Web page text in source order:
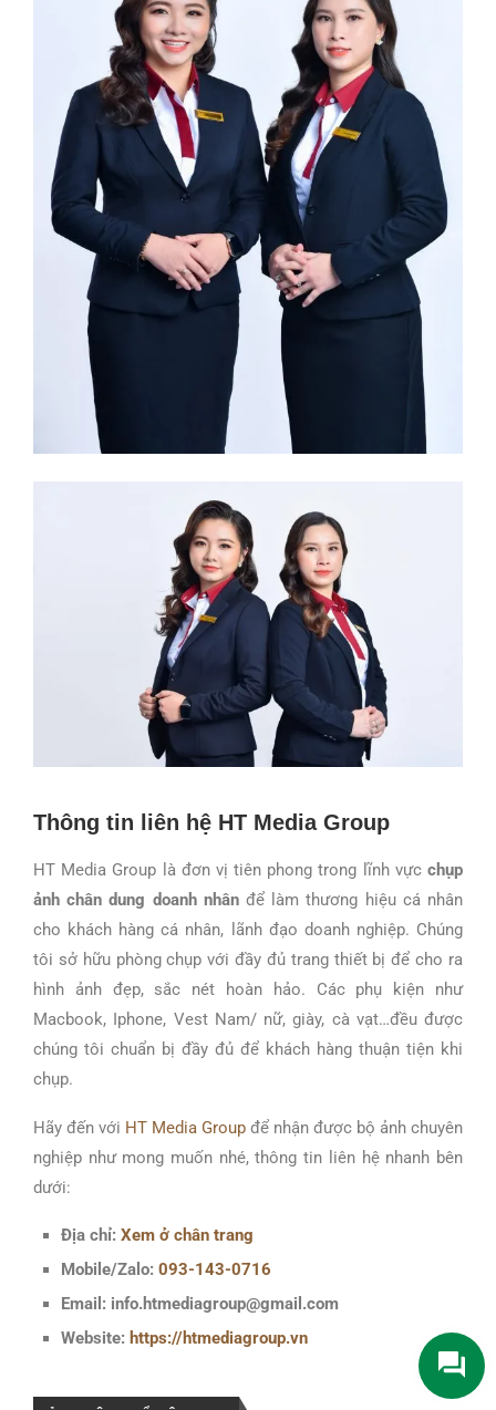
Thông tin liên hệ HT Media Group
HT Media Group là đơn vị tiên phong trong lĩnh vực chụp
ảnh chân dung doanh nhânđể làm thương hiệu cá nhân
cho khách hàng cá nhân, lãnh đạo doanh nghiệp. Chúng
tôi sở hữu phòng chụp với đầy đủ trang thiết bị để cho ra
hình ảnh đẹp, sắc nét hoàn hảo. Các phụ kiện như
Macbook, Iphone, Vest Nam/ nữ, giày, cà vạt…đều được
chúng tôi chuẩn bị đầy đủ để khách hàng thuận tiện khi
chụp.
Hãy đến với HT Media Group để nhận được bộ ảnh chuyên
nghiệp như mong muốn nhé, thông tin liên hệ nhanh bên
dưới:
Địa chỉ: Xem ở chân trang
Mobile/Zalo: 093-143-0716
Email: info.htmediagroup@gmail.com
Website: https://htmediagroup.vn